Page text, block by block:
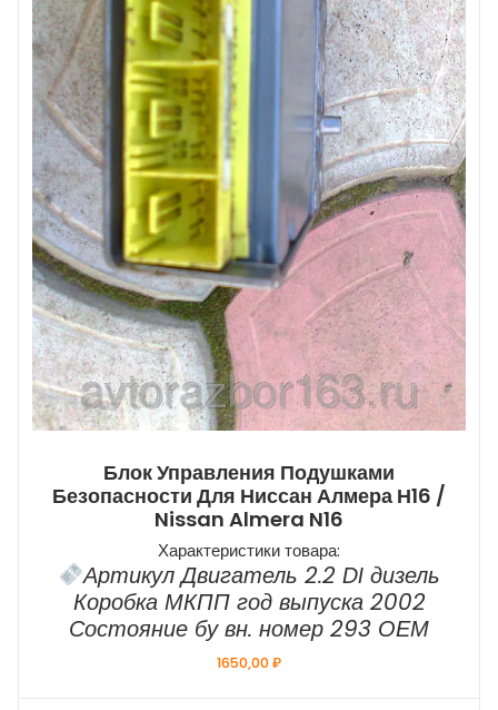
Блок Управления Подушками
Безопасности Для Ниссан Алмера Н16 /
Nissan Almera N16
Характеристики товара:
Артикул Двигатель 2.2 DI дизель
Коробка МКПП год выпуска 2002
Состояние бу вн. номер 293 ОЕМ
1650,00₽